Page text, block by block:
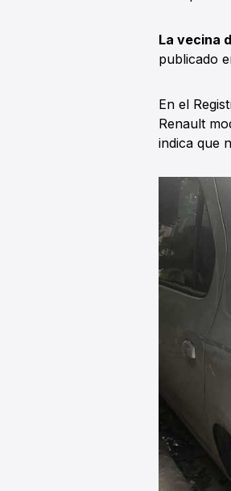
La vecina
publicado
En el
Renault
indica que